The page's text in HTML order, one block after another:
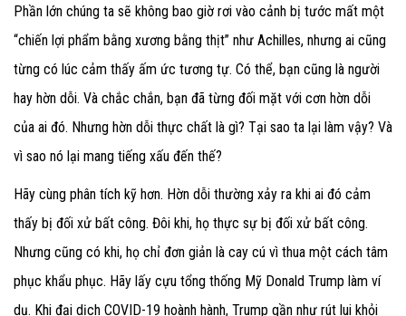
Phần lớn chúng ta sẽ không bao giờ rơi vào cảnh bị tước mất một
“chiến lợi phẩm bằng xương bằng thịt” như Achilles, nhưng ai cũng
từng có lúc cảm thấy ấm ức tương tự. Có thể, bạn cũng là người
hay hờn dỗi. Và chắc chắn, bạn đã từng đối mặt với cơn hờn dỗi
của ai đó. Nhưng hờn dỗi thực chất là gì? Tại sao ta lại làm vậy? Và
vì sao nó lại mang tiếng xấu đến thế?
Hãy cùng phân tích kỹ hơn. Hờn dỗi thường xảy ra khi ai đó cảm
thấy bị đối xử bất công. Đôi khi, họ thực sự bị đối xử bất công.
Nhưng cũng có khi, họ chỉ đơn giản là cay cú vì thua một cách tâm
phục khẩu phục. Hãy lấy cựu tổng thống Mỹ Donald Trump làm ví
dụ. Khi đại dịch COVID-19 hoành hành, Trump gần như rút lui khỏi